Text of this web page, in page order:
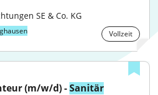
SE & Co. KG
Vollzeit
(m/w/d) - Sanitär